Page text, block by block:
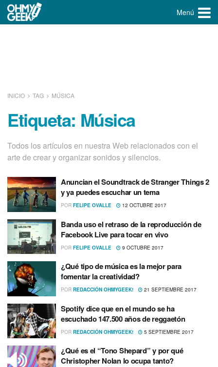
Menú
INICIO TAG MÚSICA
Etiqueta: Música
Todos los artículos en nuestra Web relacionados con el
arte de crear y organizar sonidos y silencios.
Anuncian el Soundtrack de Stranger Things 2
y ya puedes escuchar un tema
POR FELIPE OVALLE 12 OCTUBRE 2017
Banda uso el retraso de la reproducción de
Facebook Live para tocar en vivo
POR FELIPE OVALLE 9 OCTUBRE 2017
¿Qué tipo de música es la mejor para
fomentar la creatividad?
POR REDACCIÓN OHMYGEEK! 21 SEPTIEMBRE 2017
Spotify dice que en el mundo se ha
escuchado 147.500 años de reggaetón
POR REDACCIÓN OHMYGEEK! 5 SEPTIEMBRE 2017
¿Qué es el “Tono Shepard” y por qué
Christopher Nolan lo ocupa tanto?